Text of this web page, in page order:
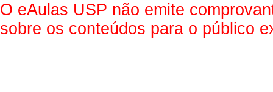
O eAulas USP não emite
sobre os conteúdos para o público